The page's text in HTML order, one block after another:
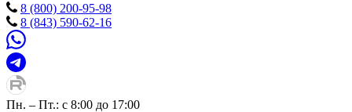
8 (800) 200-95-98
8 (843) 590-62-16
Пн. – Пт.: с 8:00 до 17:00